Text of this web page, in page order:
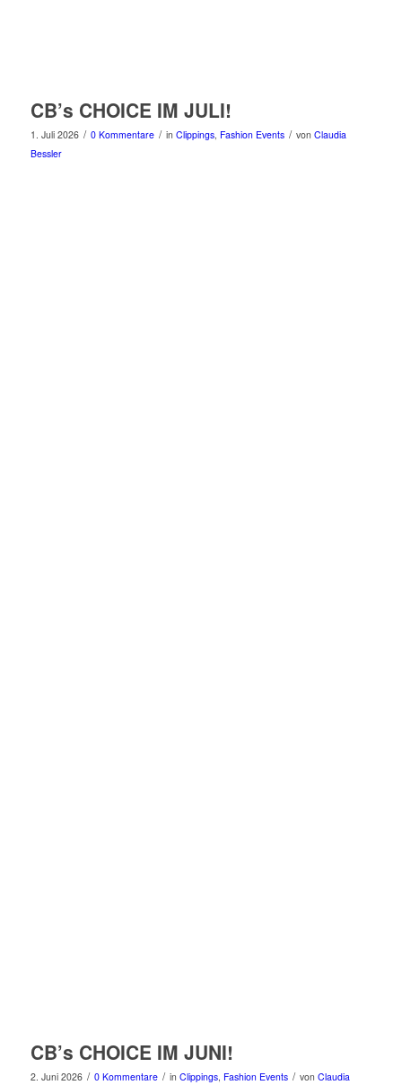
CB’s CHOICE IM JULI!
1. Juli 2026 / 0 Kommentare / in Clippings, Fashion Events / von Claudia
Bessler
CB’s CHOICE IM JUNI!
2. Juni 2026 / 0 Kommentare / in Clippings, Fashion Events / von Claudia